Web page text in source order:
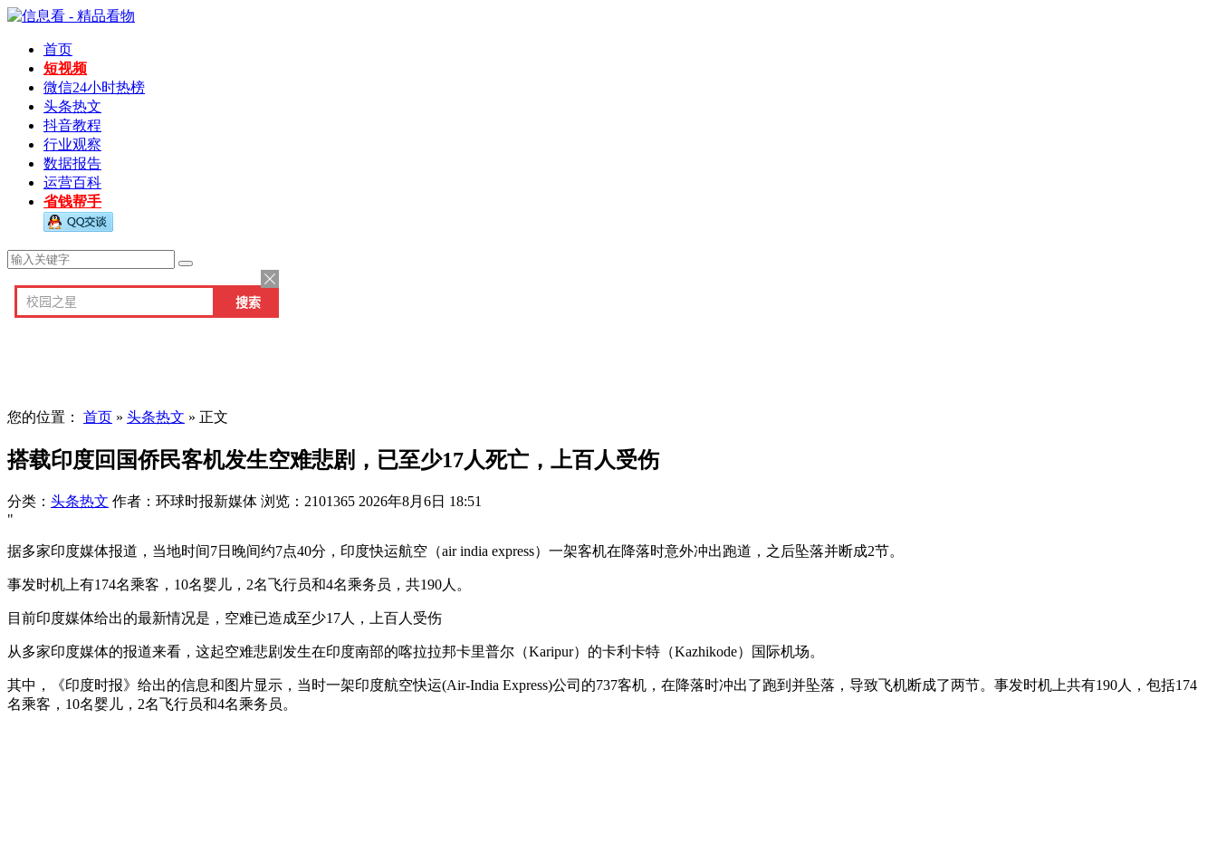
首页
短视频
微信24小时热榜
头条热文
抖音教程
行业观察
数据报告
运营百科
省钱帮手
您的位置： 首页 » 头条热文 » 正文
搭载印度回国侨民客机发生空难悲剧，已至少17人死亡，上百人受伤
分类： 头条热文 作者：环球时报新媒体 浏览：2101365 2026年8月6日 18:51
"
据多家印度媒体报道，当地时间7日晚间约7点40分，印度快运航空（air india express）一架客机在降落时意外冲出跑道，之后坠落并断成2节。
事发时机上有174名乘客，10名婴儿，2名飞行员和4名乘务员，共190人。
目前印度媒体给出的最新情况是，空难已造成至少17人，上百人受伤
从多家印度媒体的报道来看，这起空难悲剧发生在印度南部的喀拉拉邦卡里普尔（Karipur）的卡利卡特（Kazhikode）国际机场。
其中，《印度时报》给出的信息和图片显示，当时一架印度航空快运(Air-India Express)公司的737客机，在降落时冲出了跑到并坠落，导致飞机断成了两节。事发时机上共有190人，包括174
名乘客，10名婴儿，2名飞行员和4名乘务员。